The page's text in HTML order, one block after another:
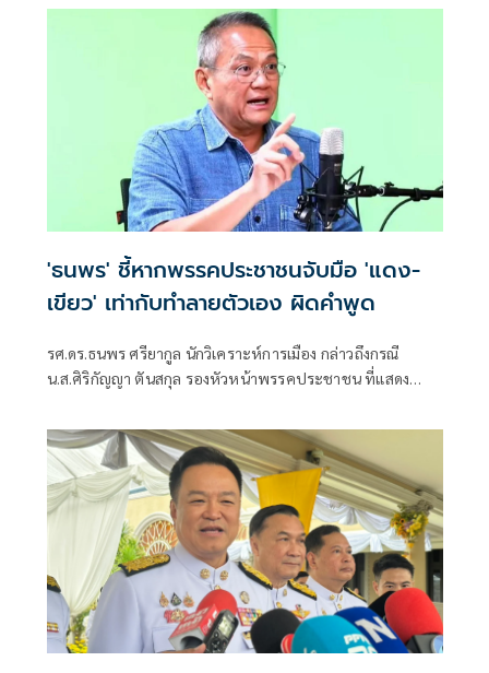
'ธนพร' ชี้หากพรรคประชาชนจับมือ 'แดง-
เขียว' เท่ากับทำลายตัวเอง ผิดคำพูด
รศ.ดร.ธนพร ศรียากูล นักวิเคราะห์การเมือง กล่าวถึงกรณี
น.ส.ศิริกัญญา ตันสกุล รองหัวหน้าพรรคประชาชน ที่แสดง
พรรคภูมิใจไทย ก็จำเป็นต้องพูดคุยกับพรรคประชาชนด้วยว่า